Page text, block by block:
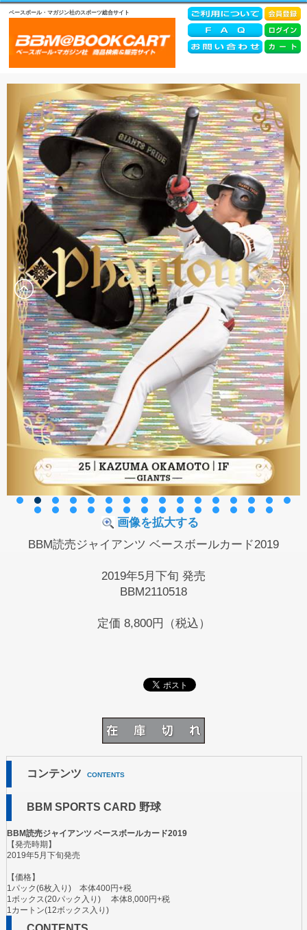
ベースボール・マガジン社のスポーツ総合サイト
画像を拡大する
BBM読売ジャイアンツ ベースボールカード2019
2019年5月下旬 発売
BBM2110518
定価 8,800円（税込）
コンテンツ CONTENTS
BBM SPORTS CARD 野球
BBM読売ジャイアンツ ベースボールカード2019
【発売時期】
2019年5月下旬発売
【価格】
1パック(6枚入り) 本体400円+税
1ボックス(20パック入り) 本体8,000円+税
1カートン(12ボックス入り)